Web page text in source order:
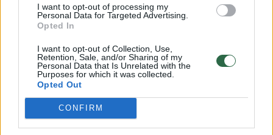
I want to opt-out of processing my
Personal Data for Targeted Advertising.
Opted In
I want to opt-out of Collection, Use,
Retention, Sale, and/or Sharing of my
Personal Data that Is Unrelated with the
Purposes for which it was collected.
Opted Out
CONFIRM
Komentuoti gali tik Lrytas registruoti vartotojai.
bendruomenės ir bendraukite komentaruose!
Rodyti komentarus
Prisijungti komentatoriams